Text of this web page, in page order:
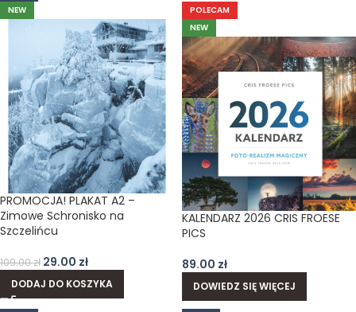
NEW
PROMOCJA! PLAKAT A2 –
Zimowe Schronisko na
Szczelińcu
109.00zł 29.00 zł
DODAJ DO KOSZYKA
POLECAM
NEW
KALENDARZ 2026 CRIS FROESE
PICS
89.00 zł
DOWIEDZ SIĘ WIĘCEJ